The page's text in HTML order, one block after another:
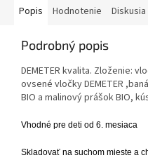
Popis Hodnotenie Diskusia
Podrobný popis
DEMETER kvalita. Zloženie:
ovsené vločky DEMETER
BIO a malinový prášok BIO,
Vhodné pre deti od 6. mesiaca
Skladovať na suchom mieste a